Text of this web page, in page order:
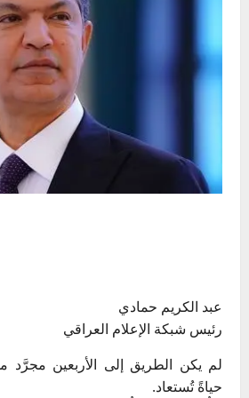
عبد الكريم حمادي
رئيس شبكة الإعلام العراقي
لم يكن الطريق إلى الأربعين مجرَّد
حياةً تُستعاد.